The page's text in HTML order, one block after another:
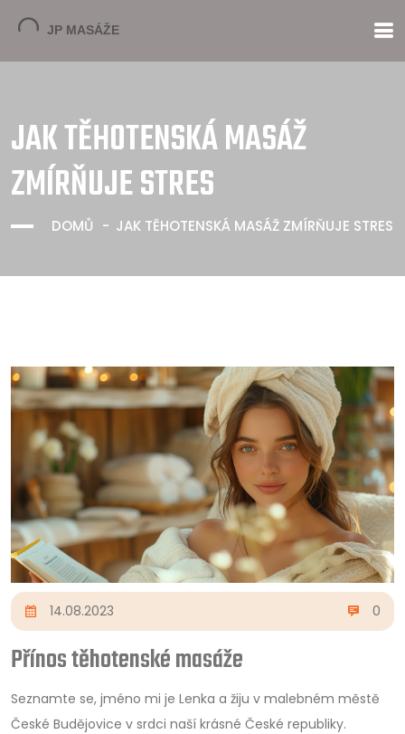
JAK TĚHOTENSKÁ MASÁŽ
ZMÍRŇUJE STRES
DOMŮ JAK TĚHOTENSKÁ MASÁŽ ZMÍRŇUJE STRES
14.08.2023 0
Přínos těhotenské masáže
Seznamte se, jméno mi je Lenka a žiju v malebném městě
České Budějovice v srdci naší krásné České republiky.